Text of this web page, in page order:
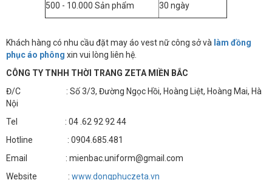
500 - 10.000 Sản phẩm
30 ngày
Khách hàng có nhu cầu đặt may áo vest nữ công sở và làm đồng
phục áo phông xin vui lòng liên hệ.
CÔNG TY TNHH THỜI TRANG ZETA MIỀN BẮC
Đ/C : Số 3/3, Đường Ngọc Hồi, Hoàng Liệt, Hoàng Mai, Hà
Nội
Tel : 04 .62 92 92 44
Hotline : 0904.685.481
Email : mienbac.uniform@gmail.com
Website : www.dongphuczeta.vn